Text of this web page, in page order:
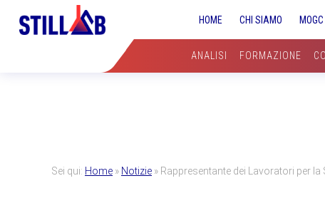
HOME CHI SIAMO
ANALISI
FORMAZIONE
Sei qui: Home » Notizie » Rappresentante dei Lavoratori per la